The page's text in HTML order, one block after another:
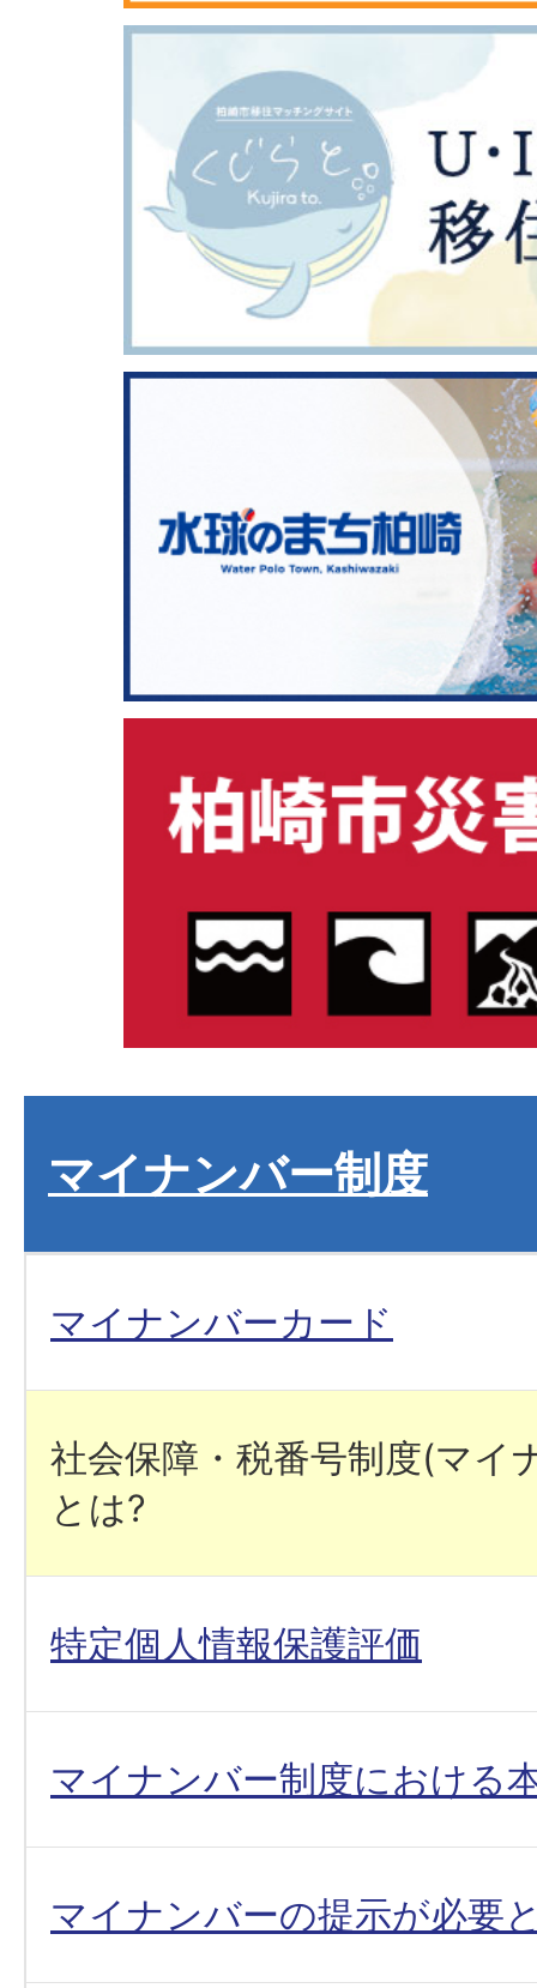
マイナンバー制度
マイナンバーカード
社会保障・税番号制度(マイ
とは?
特定個人情報保護評価
マイナンバー制度における
マイナンバーの提示が必要